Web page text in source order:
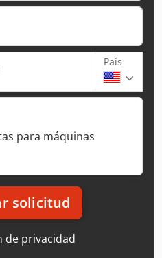
País
para máquinas
solicitud
de privacidad